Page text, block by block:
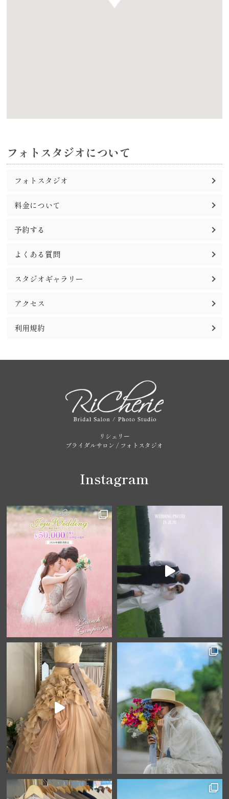
フォトスタジオについて
フォトスタジオ
料金について
予約する
よくある質問
スタジオギャラリー
アクセス
利用規約
リシェリー
ブライダルサロン / フォトスタジオ
Instagram